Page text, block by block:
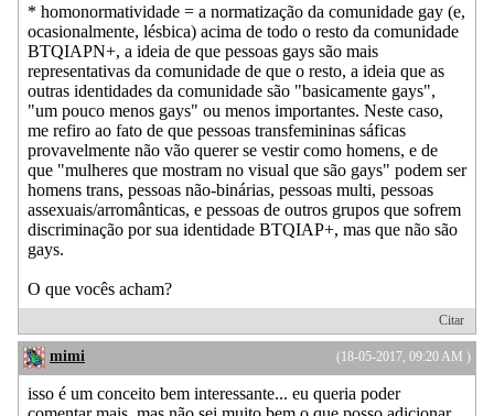
* homonormatividade = a normatização da comunidade gay (e,
ocasionalmente, lésbica) acima de todo o resto da comunidade
BTQIAPN+, a ideia de que pessoas gays são mais
representativas da comunidade de que o resto, a ideia que as
outras identidades da comunidade são "basicamente gays",
"um pouco menos gays" ou menos importantes. Neste caso,
me refiro ao fato de que pessoas transfemininas sáficas
provavelmente não vão querer se vestir como homens, e de
que "mulheres que mostram no visual que são gays" podem ser
homens trans, pessoas não-binárias, pessoas multi, pessoas
assexuais/arromânticas, e pessoas de outros grupos que sofrem
discriminação por sua identidade BTQIAP+, mas que não são
gays.
O que vocês acham?
Citar
(18-05-2017, 09:20 AM )
mimi
isso é um conceito bem interessante... eu queria poder